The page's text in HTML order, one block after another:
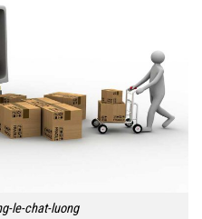
le-chat-luong